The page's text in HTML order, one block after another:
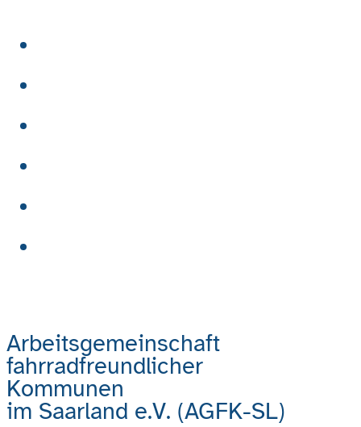
Arbeitsgemeinschaft
fahrradfreundlicher
Kommunen
im Saarland e.V. (AGFK-SL)